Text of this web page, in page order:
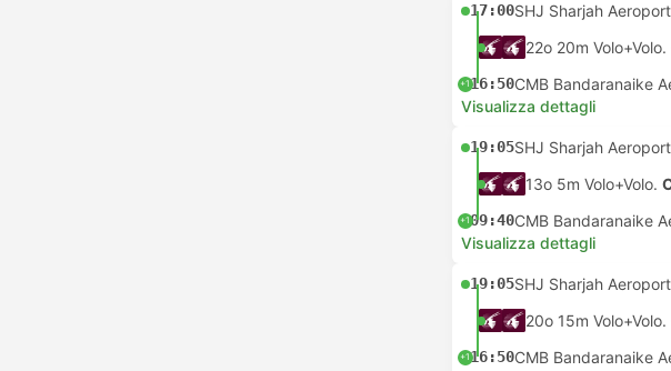
17:00SHJ Sharjah
22o 20m Volo+Volo.
+116:50
Visualizza dettagli
19:05SHJ Sharjah
13o 5m Volo+Volo.
+109:40
Visualizza dettagli
19:05SHJ Sharjah
20o 15m Volo+Volo.
+116:50